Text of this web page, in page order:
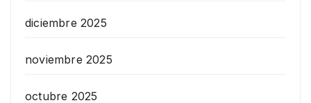
diciembre 2025
noviembre 2025
octubre 2025